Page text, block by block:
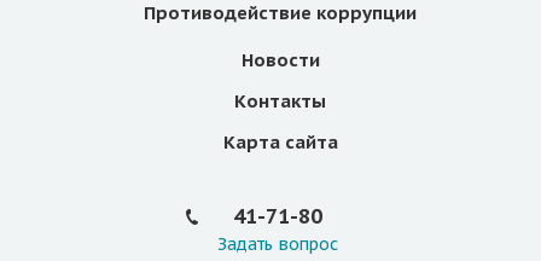
Противодействие коррупции
Новости
Контакты
Карта сайта
41-71-80
Задать вопрос